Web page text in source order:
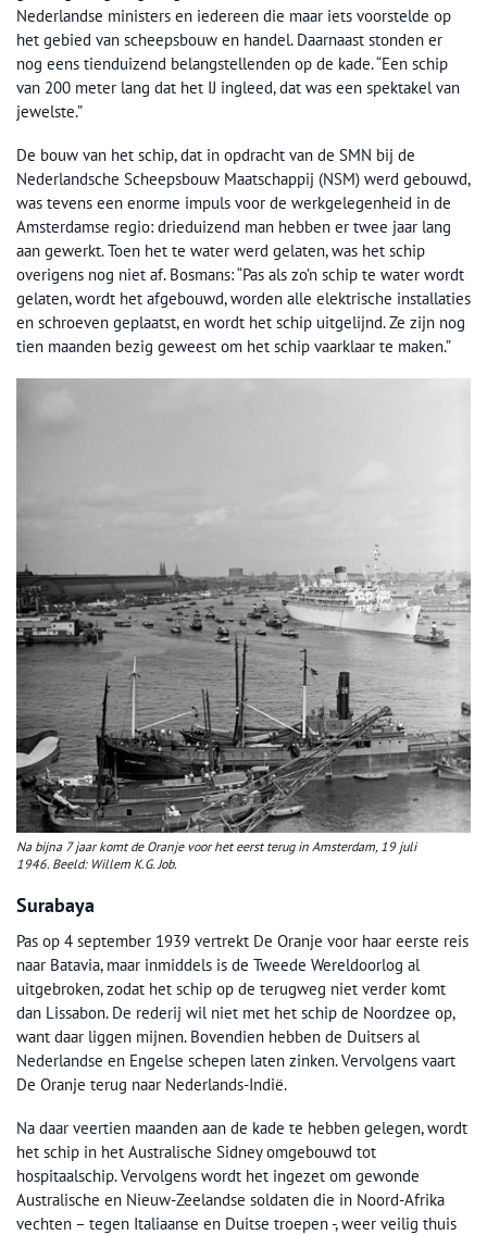
Nederlandse ministers en iedereen die maar iets voorstelde op
het gebied van scheepsbouw en handel. Daarnaast stonden er
nog eens tienduizend belangstellenden op de kade. “Een schip
van 200 meter lang dat het IJ ingleed, dat was een spektakel van
jewelste.”
De bouw van het schip, dat in opdracht van de SMN bij de
Nederlandsche Scheepsbouw Maatschappij (NSM) werd gebouwd,
was tevens een enorme impuls voor de werkgelegenheid in de
Amsterdamse regio: drieduizend man hebben er twee jaar lang
aan gewerkt. Toen het te water werd gelaten, was het schip
overigens nog niet af. Bosmans: “Pas als zo’n schip te water wordt
gelaten, wordt het afgebouwd, worden alle elektrische installaties
en schroeven geplaatst, en wordt het schip uitgelijnd. Ze zijn nog
tien maanden bezig geweest om het schip vaarklaar te maken.”
Na bijna 7 jaar komt de Oranje voor het eerst terug in Amsterdam, 19 juli
1946. Beeld: Willem K.G. Job.
Surabaya
Pas op 4 september 1939 vertrekt De Oranje voor haar eerste reis
naar Batavia, maar inmiddels is de Tweede Wereldoorlog al
uitgebroken, zodat het schip op de terugweg niet verder komt
dan Lissabon. De rederij wil niet met het schip de Noordzee op,
want daar liggen mijnen. Bovendien hebben de Duitsers al
Nederlandse en Engelse schepen laten zinken. Vervolgens vaart
De Oranje terug naar Nederlands-Indië.
Na daar veertien maanden aan de kade te hebben gelegen, wordt
het schip in het Australische Sidney omgebouwd tot
hospitaalschip. Vervolgens wordt het ingezet om gewonde
Australische en Nieuw-Zeelandse soldaten die in Noord-Afrika
vechten – tegen Italiaanse en Duitse troepen -, weer veilig thuis